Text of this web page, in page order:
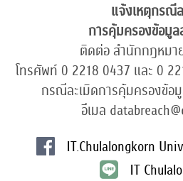
แจ้งเหตุกรณี
การคุ้มครองข้อมู
ติดต่อ สำนักกฎหมา
โทรศัพท์ 0 2218 0437 และ 0
กรณีละเมิดการคุ้มครองข้อ
อีเมล
IT.Chulalongkorn
IT